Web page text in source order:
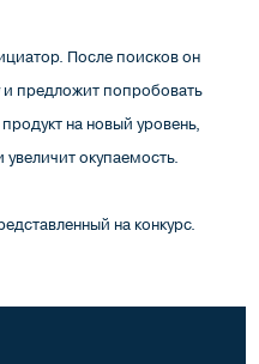
После поисков он
и предложит попробовать
на новый уровень,
окупаемость.
на конкурс.